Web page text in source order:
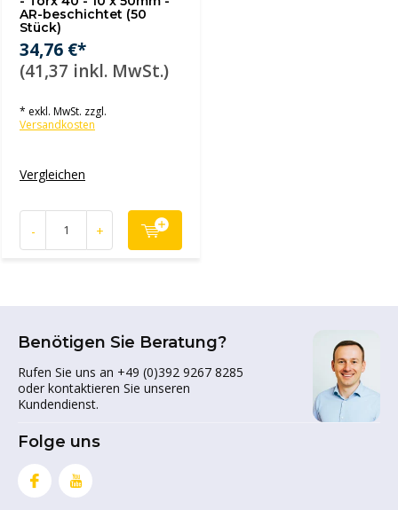
AR-beschichtet (50
Stück)
34,76 €*
(41,37 inkl. MwSt.)
* exkl. MwSt. zzgl.
Versandkosten
Vergleichen
- +
Benötigen Sie Beratung?
Rufen Sie uns an +49 (0)392 9267 8285
oder kontaktieren Sie unseren
Kundendienst.
Folge uns